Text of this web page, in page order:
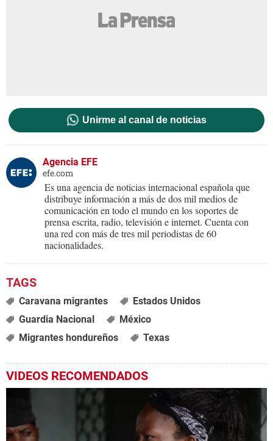
Unirme al canal de noticias
Agencia EFE
efe.com
Es una agencia de noticias internacional española que
distribuye información a más de dos mil medios de
comunicación en todo el mundo en los soportes de
prensa escrita, radio, televisión e internet. Cuenta con
una red con más de tres mil periodistas de 60
nacionalidades.
Caravana migrantes
Estados Unidos
Guardia Nacional
México
Migrantes hondureños
Texas
VIDEOS RECOMENDADOS